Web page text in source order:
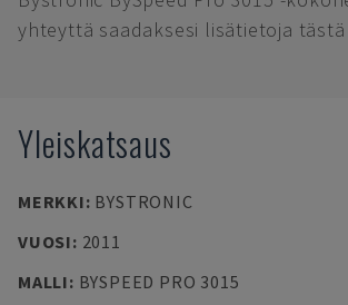
yhteyttä saadaksesi lisätietoja
Yleiskatsaus
MERKKI: BYSTRONIC
VUOSI: 2011
MALLI: BYSPEED PRO 3015